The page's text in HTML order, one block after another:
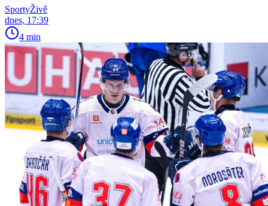
SportyŽivě
dnes, 17:39
4 min